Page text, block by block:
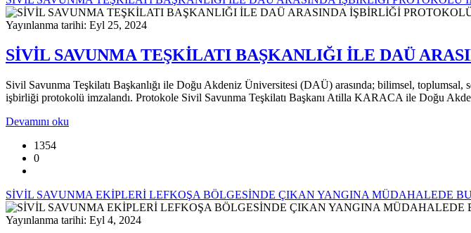
Yayınlanma tarihi: Eyl 25, 2024
SİVİL SAVUNMA TEŞKİLATI BAŞKANLIĞI İLE DAÜ
Sivil Savunma Teşkilatı Başkanlığı ile Doğu Akdeniz Üniversitesi (DAÜ) arasında; bilimsel,
işbirliği protokolü imzalandı. Protokole Sivil Savunma Teşkilatı Başkanı Atilla KARACA ile Doğu
Devamını oku
1354
0
SİVİL SAVUNMA EKİPLERİ LEFKOŞA BÖLGESİNDE ÇIKAN YANGINA MÜDAHALEDE
Yayınlanma tarihi: Eyl 4, 2024